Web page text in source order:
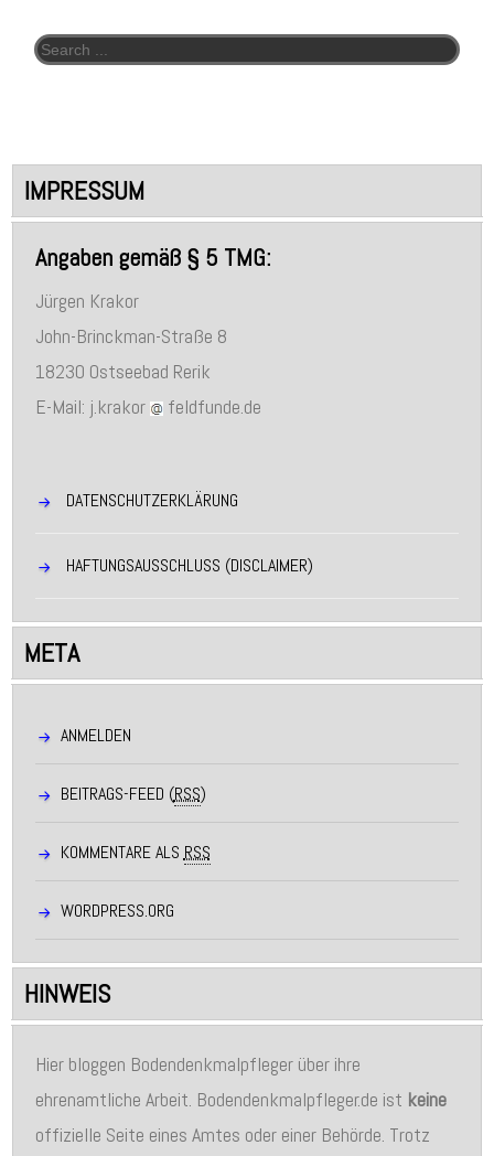
Search for:
IMPRESSUM
Angaben gemäß § 5 TMG:
Jürgen Krakor
John-Brinckman-Straße 8
18230 Ostseebad Rerik
E-Mail: j.krakor
feldfunde.de
DATENSCHUTZERKLÄRUNG
HAFTUNGSAUSSCHLUSS (DISCLAIMER)
META
ANMELDEN
BEITRAGS-FEED (RSS)
KOMMENTARE ALS RSS
WORDPRESS.ORG
HINWEIS
Hier bloggen Bodendenkmalpfleger über ihre
ehrenamtliche Arbeit. Bodendenkmalpfleger.de ist keine
offizielle Seite eines Amtes oder einer Behörde. Trotz